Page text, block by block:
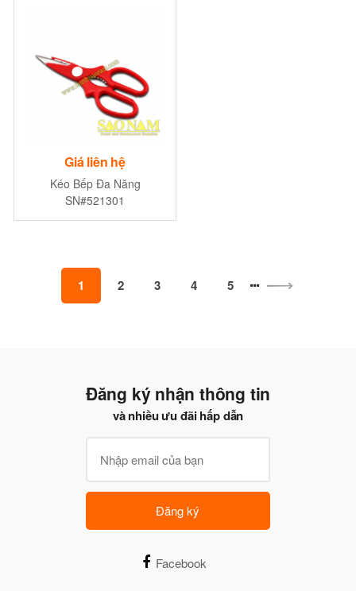
Giá liên hệ
Kéo Bếp Đa Năng
SN#521301
1 2 3 4 5
Đăng ký nhận thông tin
và nhiều ưu đãi hấp dẫn
Đăng ký
Facebook